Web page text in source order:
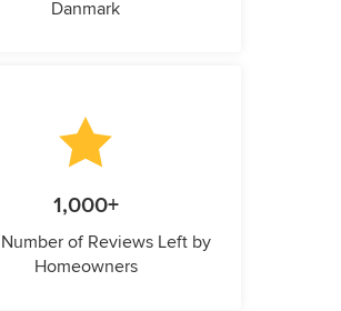
Danmark
1,000+
of Reviews Left by
Homeowners